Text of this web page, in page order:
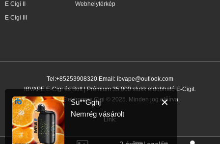
E Cigi II
E Cigi III
Webhelytérkép
Tel:+85253908320 Email: ibvape@outlook.com
IBVAPE E-Cigi és Bolt | Prémium 35 000 slukk eldobható E-Cigit.
IBVAPE Elektromos Cigi © 2025. Minden jog előírva.
Link:
✕
Su**Gghj
Nemrég vásárolt